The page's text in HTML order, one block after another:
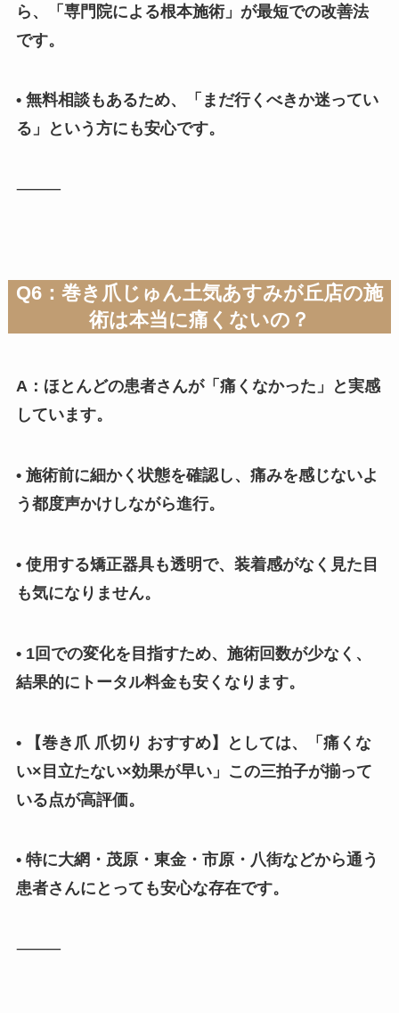
ら、「専門院による根本施術」が最短での改善法
です。
• 無料相談もあるため、「まだ行くべきか迷ってい
る」という方にも安心です。
⸻
Q6：巻き爪じゅん土気あすみが丘店の施
術は本当に痛くないの？
A：ほとんどの患者さんが「痛くなかった」と実感
しています。
• 施術前に細かく状態を確認し、痛みを感じないよ
う都度声かけしながら進行。
• 使用する矯正器具も透明で、装着感がなく見た目
も気になりません。
• 1回での変化を目指すため、施術回数が少なく、
結果的にトータル料金も安くなります。
• 【巻き爪 爪切り おすすめ】としては、「痛くな
い×目立たない×効果が早い」この三拍子が揃って
いる点が高評価。
• 特に大網・茂原・東金・市原・八街などから通う
患者さんにとっても安心な存在です。
⸻